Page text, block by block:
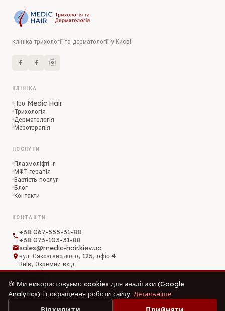
Клініка трихології та дерматології у Києві.
КЛІНІКА
Про Medic Hair
Трихологія
Дерматологія
Мезотерапія
ПОСЛУГИ
Плазмоліфтінг
МФТ терапія
Вартість послуг
Блог
Контакти
КОНТАКТИ
+38 067-555-31-88
+38 073-103-31-88
sales@medic-hair.kiev.ua
вул. Саксаганського, 125, офіс 4
Київ, Окремий вхід
🍪 Ми використовуємо cookies для аналітики (Google
Analytics) і покращення роботи сайту. Детальніше